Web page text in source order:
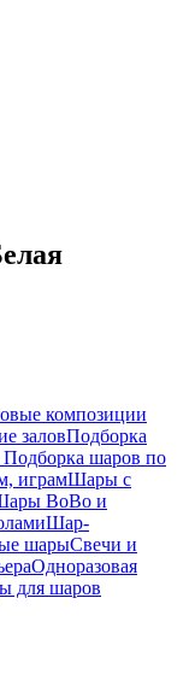
композиции
заловПодборка
Подборка шаров по
играмШары с
BoBo и
Шар-
шарыСвечи и
Одноразовая
для шаров